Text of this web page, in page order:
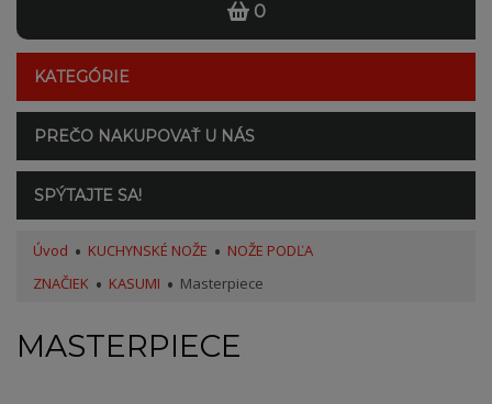
0
KATEGÓRIE
PREČO NAKUPOVAŤ U NÁS
SPÝTAJTE SA!
Úvod KUCHYNSKÉ NOŽE
NOŽE PODĽA
ZNAČIEK
KASUMI Masterpiece
MASTERPIECE